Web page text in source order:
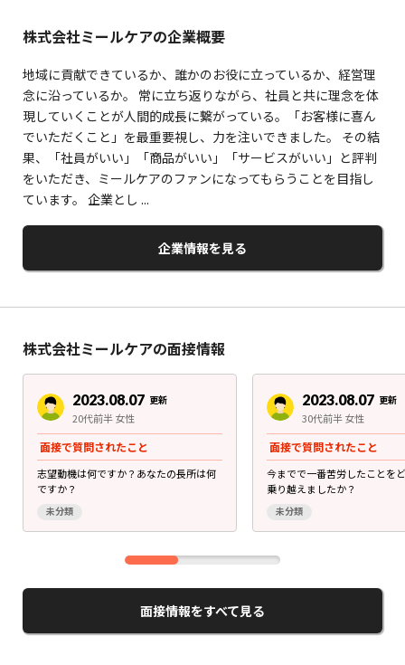
株式会社ミールケアの企業概要
地域に貢献できているか、誰かのお役に立っているか、経営理
念に沿っているか。 常に立ち返りながら、社員と共に理念を体
現していくことが人間的成長に繋がっている。「お客様に喜ん
でいただくこと」を最重要視し、力を注いできました。 その結
果、「社員がいい」「商品がいい」「サービスがいい」と評判
をいただき、ミールケアのファンになってもらうことを目指し
ています。 企業とし ...
企業情報を見る
株式会社ミールケアの面接情報
2023.08.07 更新
20代前半 女性
面接で質問されたこと
志望動機は何ですか？あなたの長所は何
ですか？
未分類
2023.08.07 更新
30代前半 女性
面接で質問されたこと
今までで一番苦労したことを
乗り越えましたか？
未分類
面接情報をすべて見る